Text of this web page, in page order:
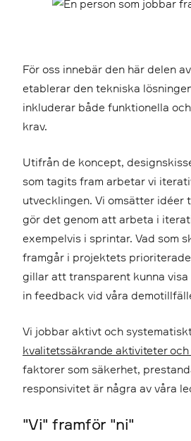
För oss innebär den här delen
etablerar den tekniska
inkluderar både funktionella
krav.
Utifrån de koncept,
som tagits fram arbetar vi
utvecklingen. Vi omsätter idéer
gör det genom att arbeta i
exempelvis i sprintar. Vad som
framgår i projektets
gillar att transparent kunna
in feedback vid våra
Vi jobbar aktivt och
kvalitetssäkrande aktiviteter
faktorer som säkerhet,
responsivitet är några av våra
"Vi" framför "ni"